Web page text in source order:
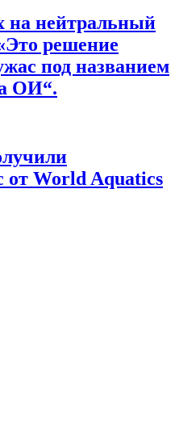
на нейтральный
решение
под названием
ОИ“.
от World Aquatics